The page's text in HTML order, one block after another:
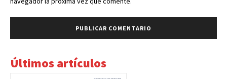
Últimos artículos